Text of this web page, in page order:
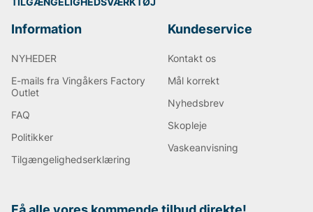
Information
NYHEDER
E-mails fra Vingåkers Factory
Outlet
FAQ
Politikker
Tilgængelighedserklæring
Kundeservice
Kontakt os
Mål korrekt
Nyhedsbrev
Skopleje
Vaskeanvisning